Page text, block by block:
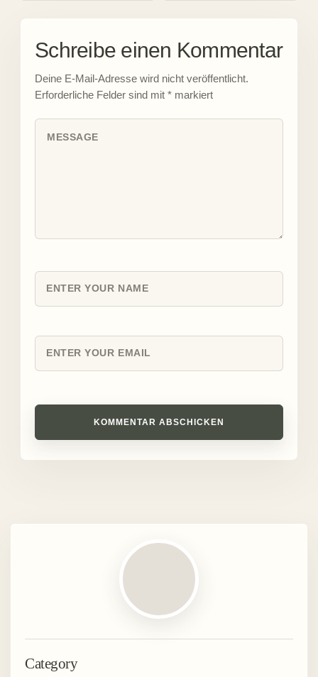
Schreibe einen Kommentar
Deine E-Mail-Adresse wird nicht veröffentlicht.
Erforderliche Felder sind mit * markiert
KOMMENTAR ABSCHICKEN
Category